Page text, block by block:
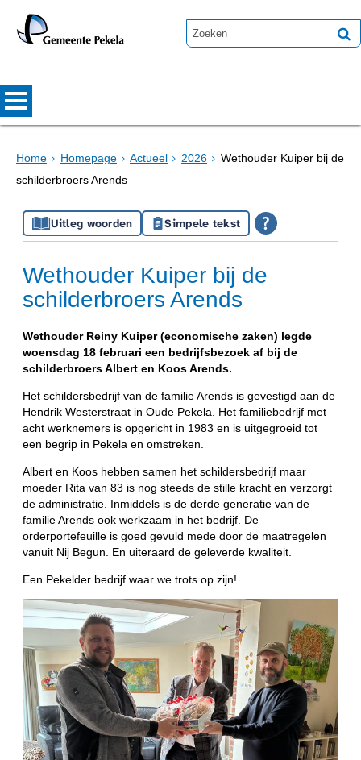
Home Homepage Actueel 2026
Wethouder Kuiper bij de
schilderbroers Arends
Uitleg woorden Simpele tekst
Wethouder Kuiper bij de
schilderbroers Arends
Wethouder Reiny Kuiper (economische zaken) legde
woensdag 18 februari een bedrijfsbezoek af bij de
schilderbroers Albert en Koos Arends.
Het schildersbedrijf van de familie Arends is gevestigd aan de
Hendrik Westerstraat in Oude Pekela. Het familiebedrijf met
acht werknemers is opgericht in 1983 en is uitgegroeid tot
een begrip in Pekela en omstreken.
Albert en Koos hebben samen het schildersbedrijf maar
moeder Rita van 83 is nog steeds de stille kracht en verzorgt
de administratie. Inmiddels is de derde generatie van de
familie Arends ook werkzaam in het bedrijf. De
orderportefeuille is goed gevuld mede door de maatregelen
vanuit Nij Begun. En uiteraard de geleverde kwaliteit.
Een Pekelder bedrijf waar we trots op zijn!